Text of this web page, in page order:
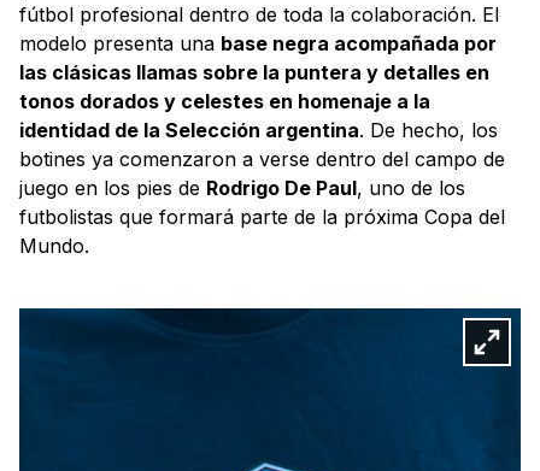
fútbol profesional dentro de toda la colaboración. El
modelo presenta una base negra acompañada por
las clásicas llamas sobre la puntera y detalles en
tonos dorados y celestes en homenaje a la
identidad de la Selección argentina. De hecho, los
botines ya comenzaron a verse dentro del campo de
juego en los pies de Rodrigo De Paul, uno de los
futbolistas que formará parte de la próxima Copa del
Mundo.